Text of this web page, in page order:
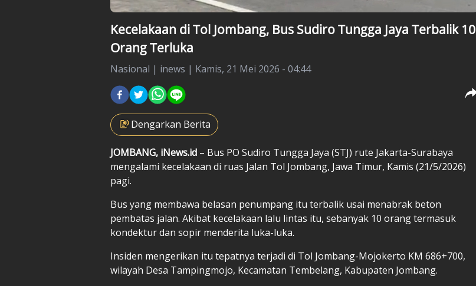
Kecelakaan di Tol Jombang, Bus Sudiro Tungga Jaya Terbalik 10
Orang Terluka
Nasional | inews | Kamis, 21 Mei 2026 - 04:44
Dengarkan Berita
JOMBANG, iNews.id – Bus PO Sudiro Tungga Jaya (STJ) rute Jakarta-Surabaya
mengalami kecelakaan di ruas Jalan Tol Jombang, Jawa Timur, Kamis (21/5/2026)
pagi.
Bus yang membawa belasan penumpang itu terbalik usai menabrak beton
pembatas jalan. Akibat kecelakaan lalu lintas itu, sebanyak 10 orang termasuk
kondektur dan sopir menderita luka-luka.
Insiden mengerikan itu tepatnya terjadi di Tol Jombang-Mojokerto KM 686+700,
wilayah Desa Tampingmojo, Kecamatan Tembelang, Kabupaten Jombang.